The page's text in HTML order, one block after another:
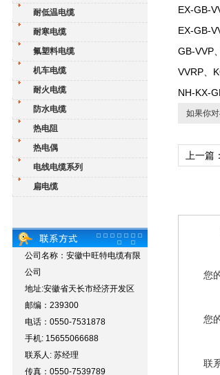
耐低温电缆
耐寒电缆
氟塑料电缆
机车电缆
耐火电缆
防水电缆
热电阻
热电偶
电线电缆系列
扁电缆
公司名称：安徽中旺特电缆有限
公司
地址:安徽省天长市经济开发区
邮编：239300
电话：0550-7531878
手机: 15655066688
联系人: 苏经理
传真：0550-7539789
EX-GB-
EX-GB-
GB-VVP
VVRP、
NH-KX-
如果你对
上一篇：
您
您
联